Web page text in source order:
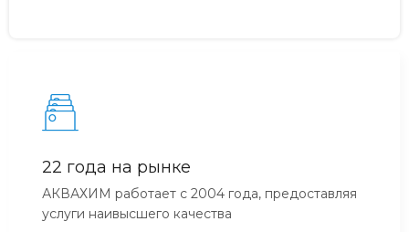
22 года на рынке
АКВАХИМ работает с 2004 года, предоставляя
услуги наивысшего качества